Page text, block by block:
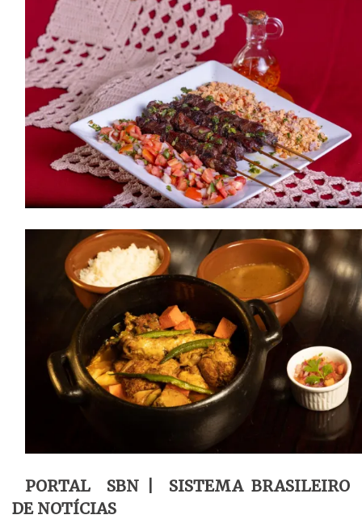
PORTAL SBN | SISTEMA BRASILEIRO
DE NOTÍCIAS